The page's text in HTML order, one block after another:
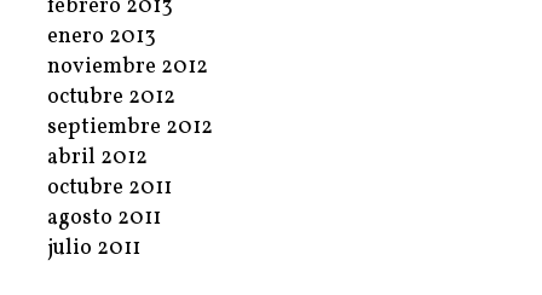
febrero 2013
enero 2013
noviembre 2012
octubre 2012
septiembre 2012
abril 2012
octubre 2011
agosto 2011
julio 2011